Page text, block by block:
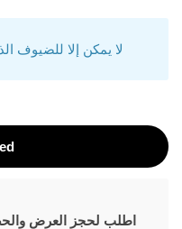
لا يمكن إلا للضيوف
اطلب لحجز العرض